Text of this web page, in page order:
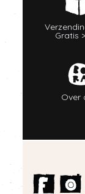
Gratis
Over